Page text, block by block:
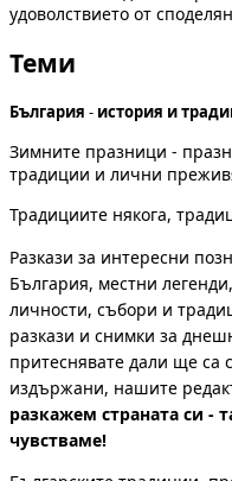
удоволствието от
Теми
България - история и
Зимните празници -
традиции и лични
Традициите някога,
Разкази за интересни
България, местни
личности, събори и
разкази и снимки за
притеснявате дали ще са
издържани, нашите
разкажем страната си -
чувстваме!